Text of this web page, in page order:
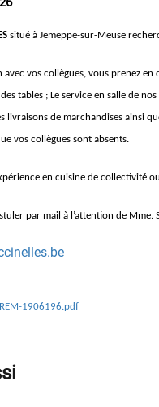
situé à Jemeppe-sur-Meuse
vos collègues, vous prenez
tables ; Le service en salle de
livraisons de marchandises ainsi
vos collègues sont absents.
en cuisine de collectivité
par mail à l’attention de Mme.
1906196.pdf